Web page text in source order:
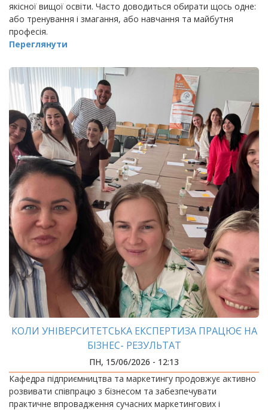
якісної вищої освіти. Часто доводиться обирати щось одне:
або тренування і змагання, або навчання та майбутня
професія.
Переглянути
КОЛИ УНІВЕРСИТЕТСЬКА ЕКСПЕРТИЗА ПРАЦЮЄ НА
БІЗНЕС- РЕЗУЛЬТАТ
ПН, 15/06/2026 - 12:13
Кафедра підприємництва та маркетингу продовжує активно
розвивати співпрацю з бізнесом та забезпечувати
практичне впровадження сучасних маркетингових і